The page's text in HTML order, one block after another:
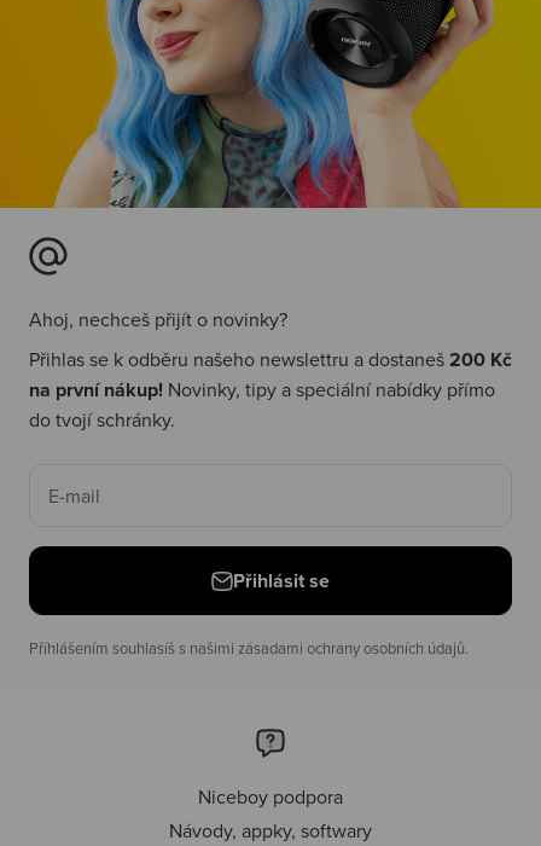
Ahoj, nechceš přijít o novinky?
Přihlas se k odběru našeho newslettru a dostaneš200 Kč
na první nákup! Novinky, tipy a speciální nabídky přímo
do tvojí schránky.
E-mail
Přihlásit se
Příhlášením souhlasíš s našimi zásadami ochrany osobních údajů.
Niceboy podpora
Návody, appky, softwary